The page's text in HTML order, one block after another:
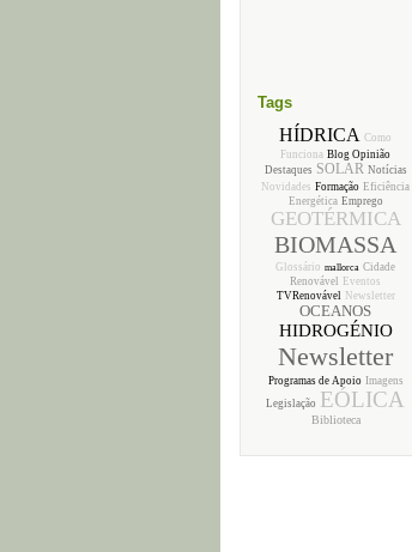
Tags
HÍDRICA Como
Funciona Blog Opinião
Destaques SOLAR Notícias
Novidades Formação Eficiência
Energética Emprego
GEOTÉRMICA
BIOMASSA
Glossário mallorca Cidade
Renovável
Eventos
TVRenovável Newsletter
OCEANOS
HIDROGÉNIO
Newsletter
Programas de Apoio Imagens
Legislação EÓLICA
Biblioteca